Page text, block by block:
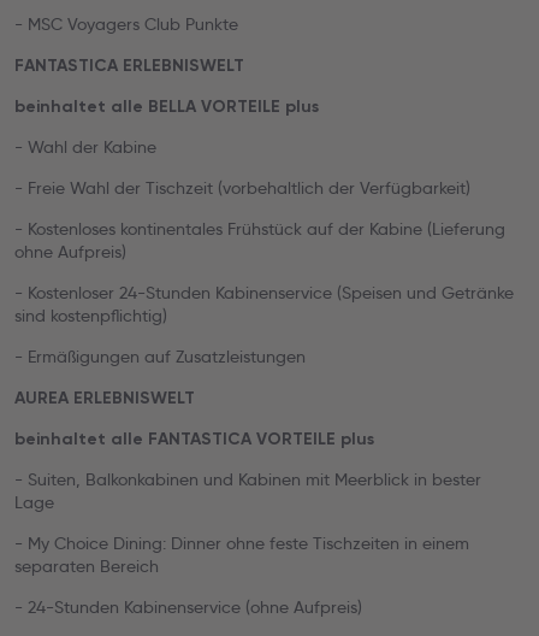
- MSC Voyagers Club Punkte
FANTASTICA ERLEBNISWELT
beinhaltet alle BELLA VORTEILE plus
- Wahl der Kabine
- Freie Wahl der Tischzeit (vorbehaltlich der Verfügbarkeit)
- Kostenloses kontinentales Frühstück auf der Kabine (Lieferung
ohne Aufpreis)
- Kostenloser 24-Stunden Kabinenservice (Speisen und Getränke
sind kostenpflichtig)
- Ermäßigungen auf Zusatzleistungen
AUREA ERLEBNISWELT
beinhaltet alle FANTASTICA VORTEILE plus
- Suiten, Balkonkabinen und Kabinen mit Meerblick in bester
Lage
- My Choice Dining: Dinner ohne feste Tischzeiten in einem
separaten Bereich
- 24-Stunden Kabinenservice (ohne Aufpreis)